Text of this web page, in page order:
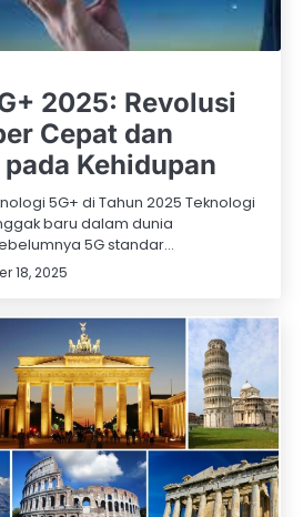
2025: Revolusi
Cepat dan
Kehidupan
5G+ di Tahun 2025 Teknologi
baru dalam dunia
5G standar…
18, 2025